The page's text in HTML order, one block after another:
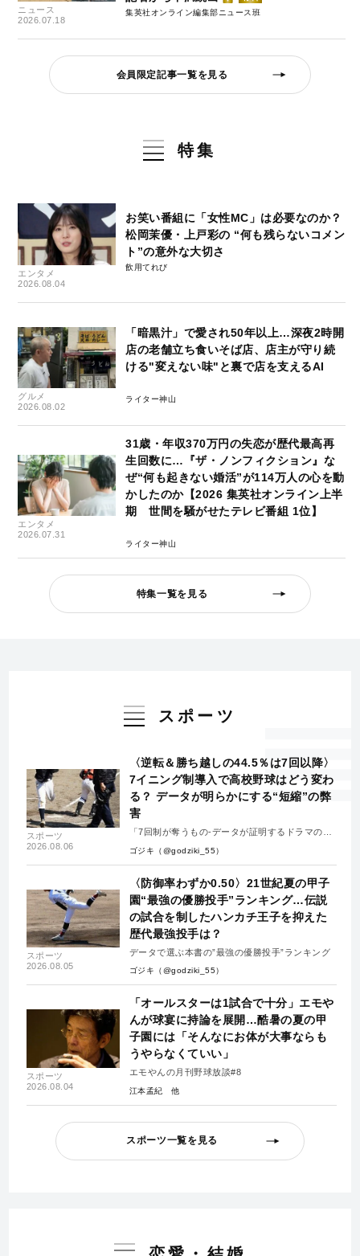
ニュース
2026.07.18
集英社オンライン編集部ニュース班
会員限定記事一覧を見る
特集
エンタメ
2026.08.04
お笑い番組に「女性MC」は必要なのか？
松岡茉優・上戸彩の “何も残らないコメン
ト”の意外な大切さ
飲用てれび
グルメ
2026.08.02
「暗黒汁」で愛され50年以上…深夜2時開
店の老舗立ち食いそば店、店主が守り続
ける"変えない味"と裏で店を支えるAI
ライター神山
エンタメ
2026.07.31
31歳・年収370万円の失恋が歴代最高再
生回数に…『ザ・ノンフィクション』な
ぜ“何も起きない婚活”が114万人の心を動
かしたのか【2026 集英社オンライン上半
期 世間を騒がせたテレビ番組 1位】
ライター神山
特集一覧を見る
スポーツ
スポーツ
2026.08.06
〈逆転＆勝ち越しの44.5％は7回以降〉
7イニング制導入で高校野球はどう変わ
る？ データが明らかにする“短縮”の弊
害
「7回制が奪うもの-データが証明するドラマの消
失-」
ゴジキ（@godziki_55）
スポーツ
2026.08.05
〈防御率わずか0.50〉21世紀夏の甲子
園“最強の優勝投手”ランキング…伝説
の試合を制したハンカチ王子を抑えた
歴代最強投手は？
データで選ぶ本書の”最強の優勝投手”ランキング
ゴジキ（@godziki_55）
スポーツ
2026.08.04
「オールスターは1試合で十分」エモや
んが球宴に持論を展開…酷暑の夏の甲
子園には「そんなにお体が大事ならも
うやらなくていい」
エモやんの月刊野球放談#8
江本孟紀
スポーツ一覧を見る